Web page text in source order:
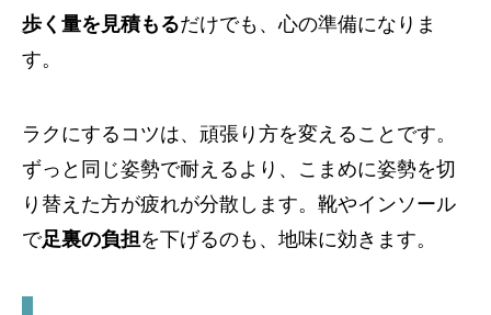
歩く量を見積もるだけでも、心の準備になりま
す。
ラクにするコツは、頑張り方を変えることです。
ずっと同じ姿勢で耐えるより、こまめに姿勢を切
り替えた方が疲れが分散します。靴やインソール
で足裏の負担を下げるのも、地味に効きます。